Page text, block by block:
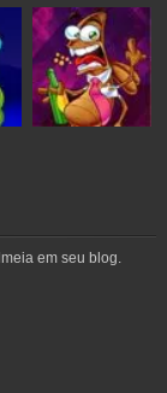
em seu blog.